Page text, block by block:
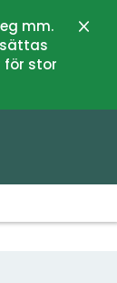
mm.
för stor